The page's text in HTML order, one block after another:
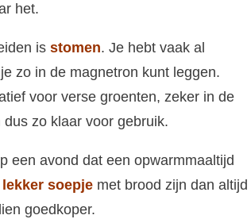
het.
is stomen. Je hebt vaak al
zo in de magnetron kunt leggen.
voor verse groenten, zeker in de
zo klaar voor gebruik.
een avond dat een opwarmmaaltijd
lekker soepje met brood zijn dan altijd
goedkoper.